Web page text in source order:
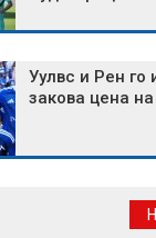
Уулвс и Рен го
закова цена